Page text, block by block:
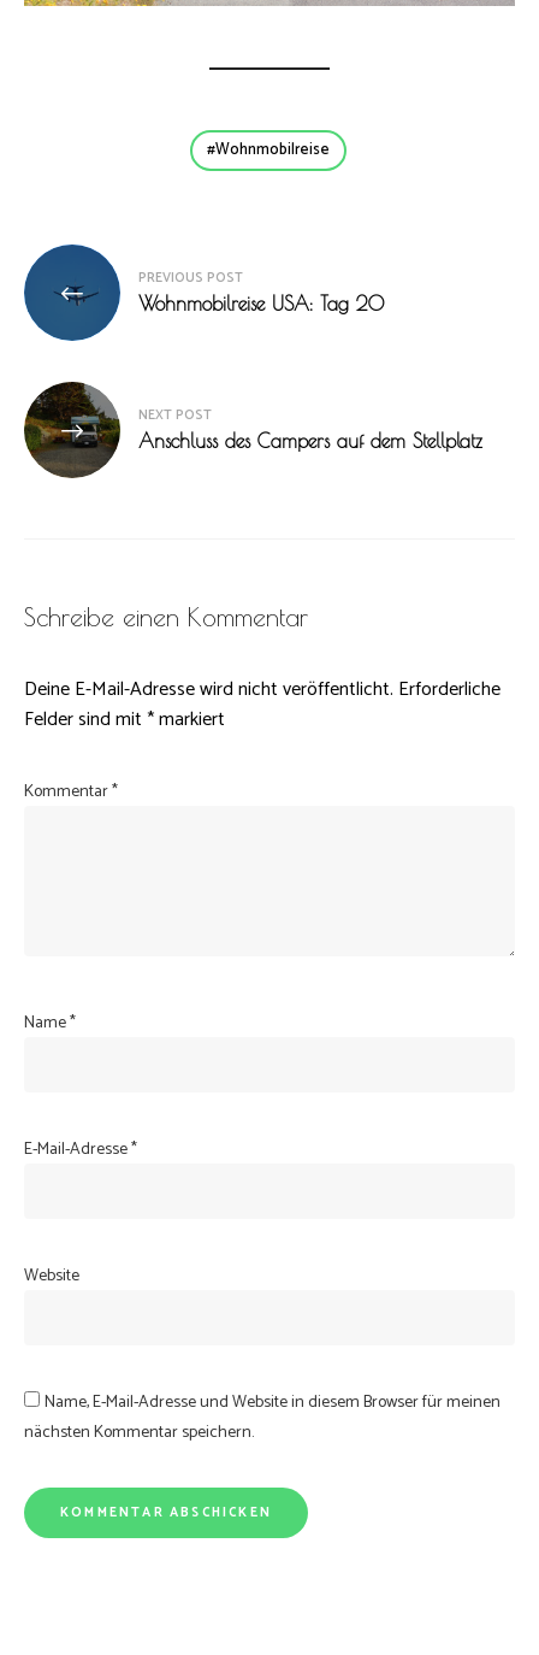
Wohnmobilreise
Beitragsnavigation
PREVIOUS POST
Wohnmobilreise USA: Tag 20
NEXT POST
Anschluss des Campers auf dem Stellplatz
Schreibe einen Kommentar
Deine E-Mail-Adresse wird nicht veröffentlicht. Erforderliche
Felder sind mit*markiert
Kommentar*
Name*
E-Mail-Adresse*
Website
Name, E-Mail-Adresse und Website in diesem Browser für meinen
nächsten Kommentar speichern.